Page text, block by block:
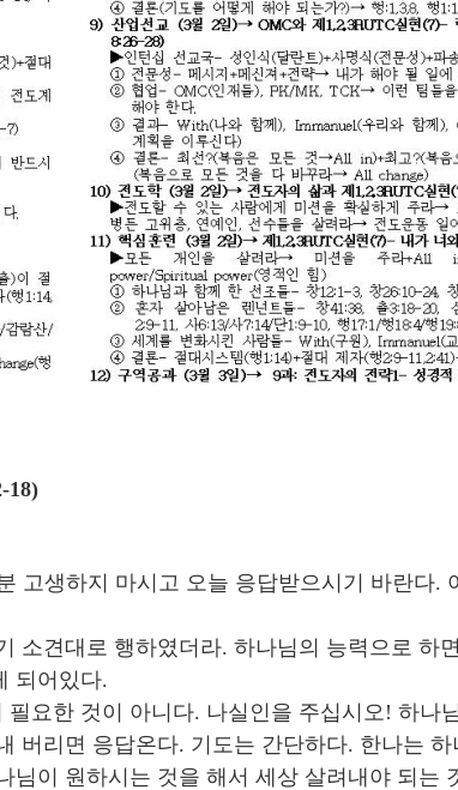
18)
고생하지 마시고 오늘 응답받으시기 바란다.
소견대로 행하였더라. 하나님의 능력으로 하
되어있다.
요한 것이 아니다. 나실인을 주십시오! 하나
버리면 응답온다. 기도는 간단하다. 한나는
이 원하시는 것을 해서 세상 살려내야 되는